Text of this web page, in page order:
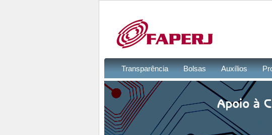
Transparência Bolsas Auxílios